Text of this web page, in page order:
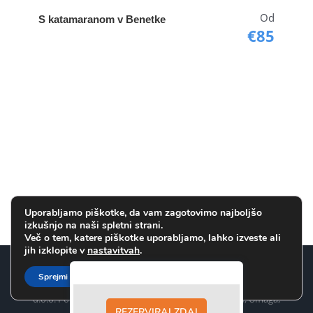
S katamaranom v Benetke Od
€85
Vse avtorske pravice pridržane.
2026 TOP Line d.o.o. Portorož
www.benetke.com je uradna spletna stran podjetja TOP Line
d.o.o. Portorož za rezervacijo ladijskih kart iz Pirana, Umaga,
Uporabljamo piškotke, da vam zagotovimo najboljšo
izkušnjo na naši spletni strani.
Več o tem, katere piškotke uporabljamo, lahko izveste ali
jih izklopite v nastavitvah.
Sprejmi